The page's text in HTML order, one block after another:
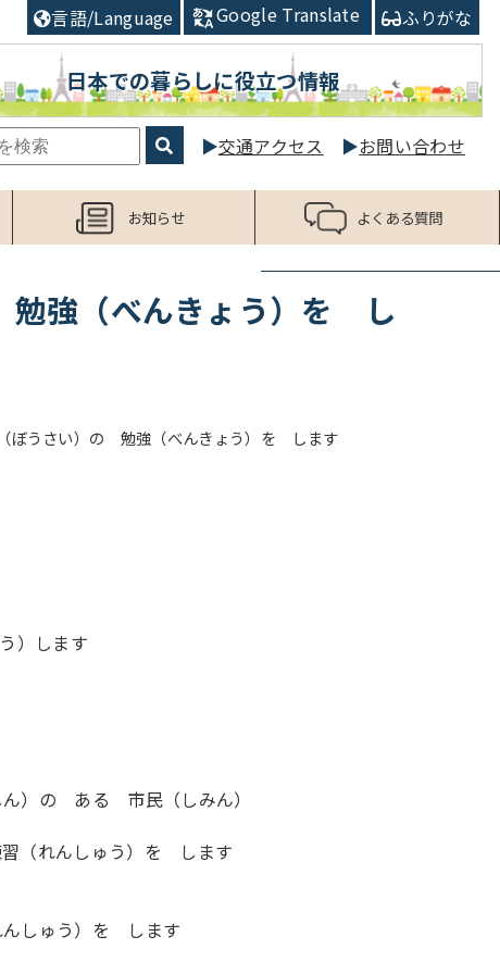
言語/Language Google Translate ふりがな
日本での暮らしに役立つ情報
交通アクセス お問い合わせ
お知らせ よくある質問
勉強（べんきょう）を し
ぼうさい）の 勉強（べんきょう）を します
）します
ん）の ある 市民（しみん）
（れんしゅう）を します
しゅう）を します